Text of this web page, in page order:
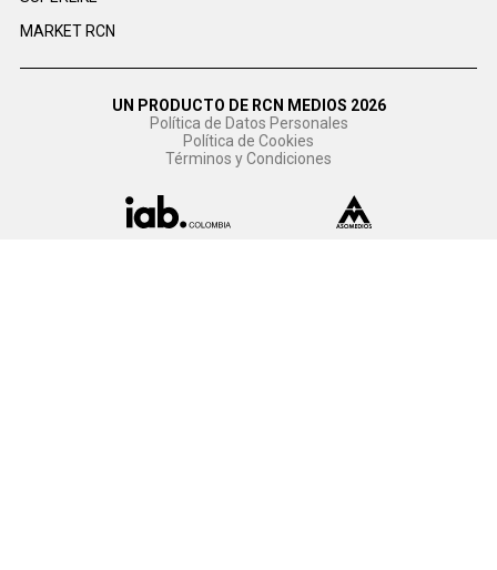
MARKET RCN
UN PRODUCTO DE RCN MEDIOS 2026
Política de Datos Personales
Política de Cookies
Términos y Condiciones